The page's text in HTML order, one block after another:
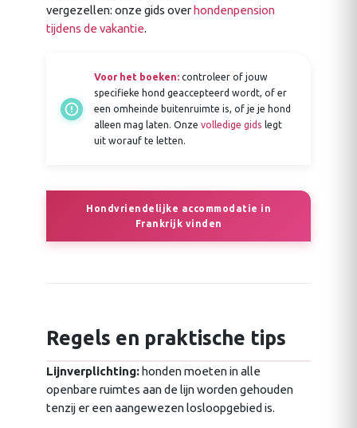
vergezellen: onze gids overhondenpension
tijdens de vakantie.
Voor het boeken: controleer of jouw
specifieke hond geaccepteerd wordt, of er
een omheinde buitenruimte is, of je je hond
alleen mag laten. Onze volledige gids legt
uit worauf te letten.
Hondvriendelijke accommodatie in
Frankrijk vinden
Regels en praktische tips
Lijnverplichting:honden moeten in alle
openbare ruimtes aan de lijn worden gehouden
tenzij er een aangewezen losloopgebied is.